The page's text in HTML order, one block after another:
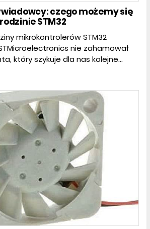
czego możemy się
STM32
mikrokontrolerów STM32
nie zahamował
który szykuje dla nas kolejne...